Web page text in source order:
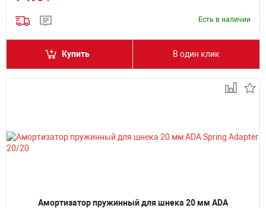
Есть в наличии
Купить В один клик
Амортизатор пружинный для шнека 20 мм ADA